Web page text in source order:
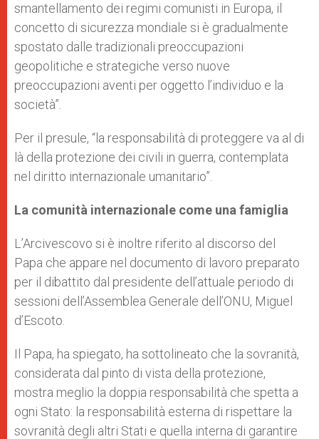
smantellamento dei regimi comunisti in Europa, il
concetto di sicurezza mondiale si è gradualmente
spostato dalle tradizionali preoccupazioni
geopolitiche e strategiche verso nuove
preoccupazioni aventi per oggetto l’individuo e la
società”.
Per il presule, “la responsabilità di proteggere va al di
là della protezione dei civili in guerra, contemplata
nel diritto internazionale umanitario”.
La comunità internazionale come una famiglia
L’Arcivescovo si è inoltre riferito al discorso del
Papa che appare nel documento di lavoro preparato
per il dibattito dal presidente dell’attuale periodo di
sessioni dell’Assemblea Generale dell’ONU, Miguel
d’Escoto.
Il Papa, ha spiegato, ha sottolineato che la sovranità,
considerata dal pinto di vista della protezione,
mostra meglio la doppia responsabilità che spetta a
ogni Stato: la responsabilità esterna di rispettare la
sovranità degli altri Stati e quella interna di garantire